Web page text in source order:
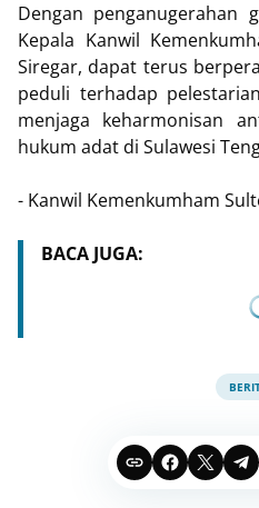
Dengan penganugerahan
Kepala Kanwil
Siregar, dapat terus
peduli terhadap
menjaga keharmonisan
hukum adat di Sulawesi
- Kanwil Kemenkumham
BACA JUGA: